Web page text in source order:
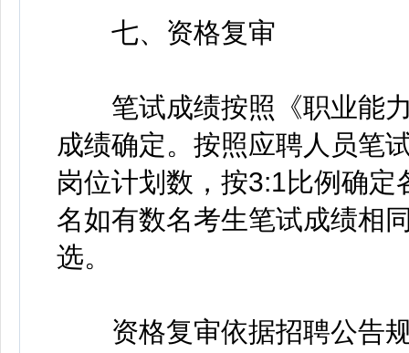
七、资格复审
笔试成绩按照《职业能力
成绩确定。按照应聘人员笔
岗位计划数，按3:1比例确
名如有数名考生笔试成绩相
选。
资格复审依据招聘公告规